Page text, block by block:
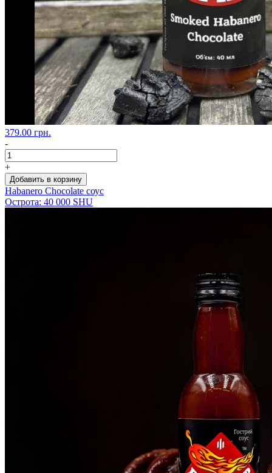
379.00 грн.
-
+
Добавить в корзину
Habanero Chocolate соус
Острота: 40 000 SHU